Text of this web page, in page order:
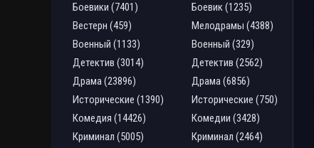
Боевики (7401)
Вестерн (459)
Военный (1133)
Детектив (3014)
Драма (23896)
Исторические (1390)
Комедия (14426)
Криминал (5005)
Боевик (1235)
Мелодрамы (4388)
Военный (329)
Детектив (2562)
Драма (6856)
Исторические (750)
Комедии (3428)
Криминал (2464)